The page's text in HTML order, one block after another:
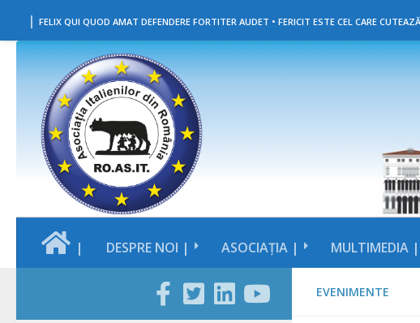
Skip to content
| FELIX QUI QUOD AMAT DEFENDERE FORTITER AUDET • FERICIT ESTE CEL CARE
| DESPRE NOI | ASOCIAȚIA | MULTIMEDIA |
EVENIMENTE